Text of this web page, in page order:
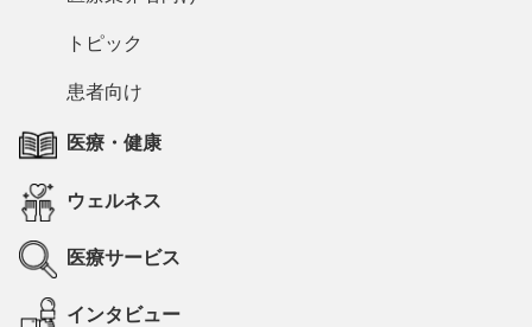
トピック
患者向け
医療・健康
ウェルネス
医療サービス
インタビュー